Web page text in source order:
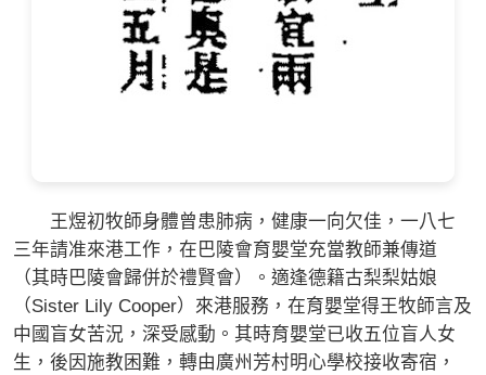
王煜初牧師身體曾患肺病，健康一向欠佳，一八七
三年請准來港工作，在巴陵會育嬰堂充當教師兼傳道
（其時巴陵會歸併於禮賢會）。適逢德籍古梨梨姑娘
（Sister Lily Cooper）來港服務，在育嬰堂得王牧師言及
中國盲女苦況，深受感動。其時育嬰堂已收五位盲人女
生，後因施教困難，轉由廣州芳村明心學校接收寄宿，